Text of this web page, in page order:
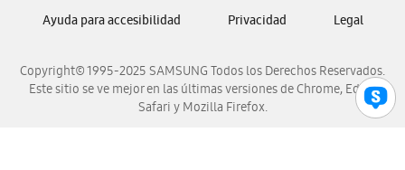
Samsung Venezuela
Copyright© 1995-2025 SAMSUNG Todos los Derechos Reservados.
Este sitio se ve mejor en las últimas versiones de Chrome, Edge,
Safari y Mozilla Firefox.
Ayuda para accesibilidad Privacidad Legal